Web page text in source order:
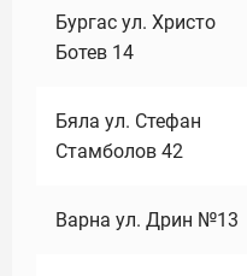
Бургас ул. Христо
Ботев 14
Бяла ул. Стефан
Стамболов 42
Варна ул. Дрин №13